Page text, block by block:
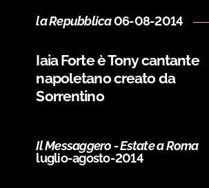
la Repubblica06-08-2014
Iaia Forte è Tony cantante
napoletano creato da
Sorrentino
Il Messaggero - Estate a Roma
luglio-agosto-2014